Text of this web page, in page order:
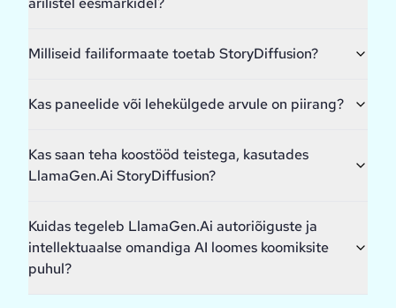
Milliseid failiformaate toetab StoryDiffusion?
Kas paneelide või lehekülgede arvule on piirang?
Kas saan teha koostööd teistega, kasutades
LlamaGen.Ai StoryDiffusion?
Kuidas tegeleb LlamaGen.Ai autoriõiguste ja
intellektuaalse omandiga AI loomes koomiksite
puhul?